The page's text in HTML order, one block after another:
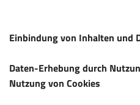
Einbindung von Inhalten und
Daten-Erhebung durch
Nutzung von Cookies